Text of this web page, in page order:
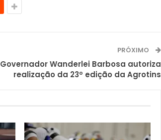
PRÓXIMO
Governador Wanderlei Barbosa autoriza
realização da 23º edição da Agrotins